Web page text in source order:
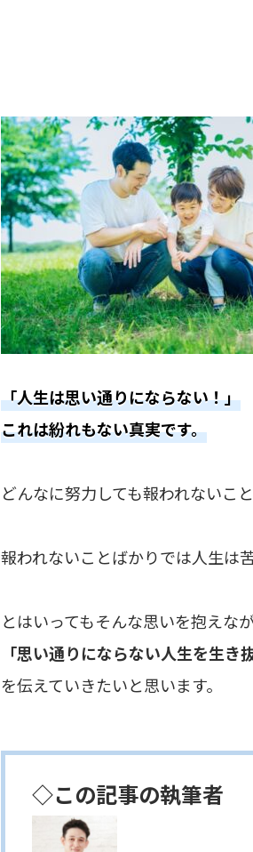
「人生は思い通りにならない！」
これは紛れもない真実です。
どんなに努力しても報われないこと
報われないことばかりでは人生は
とはいってもそんな思いを抱えな
「思い通りにならない人生を生き
を伝えていきたいと思います。
◇この記事の執筆者